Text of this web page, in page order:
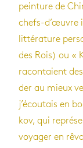
pein­ture de
chefs-d’œuvre
lit­té­ra­ture
des Rois) ou «
racon­taient
der au mieux
j’écou­tais en
kov, qui
voya­ger en